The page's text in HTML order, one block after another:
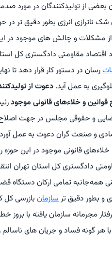
از تولیدکنندگان در مورد
ناترازی انرژی بطور دقیق تر در
و چالش های موجود در این
اقتصاد مقاومتی دادگستری کل
رسان در دستور کار قرار دهد تا
به عمل آید. دعوت از
قوانین و خلاءهای قانونی موجود
و حقوقی مجلس در جهت اصلاح
و صنعت گران دعوت به عمل
خلاءهای قانونی موجود در این
دادگستری کل استان تهران
همه‌جانبه تمامی ارکان دستگاه
و بطور دقیق ترسازمان بازرسی کل
مجرمانه سازمان یافته با
گونه فساد و جریان های ناسالم